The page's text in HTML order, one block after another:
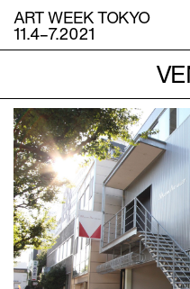
ART WEEK TOKYO
11.4–7.2021